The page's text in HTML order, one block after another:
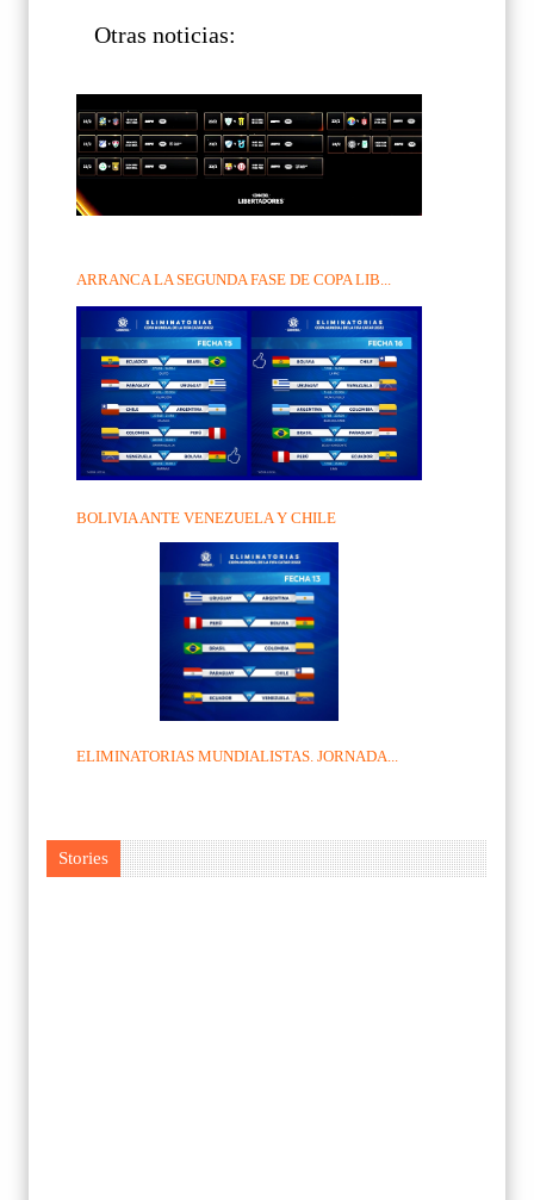
Otras noticias:
ARRANCA LA SEGUNDA FASE DE COPA LIB...
BOLIVIA ANTE VENEZUELA Y CHILE
ELIMINATORIAS MUNDIALISTAS. JORNADA...
Stories